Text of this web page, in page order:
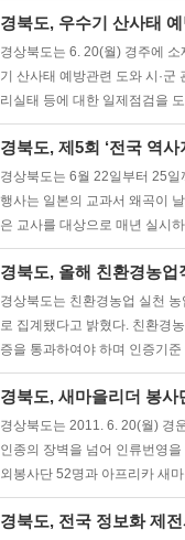
경북도, 우수기 산사태
경상북도는 6. 20(월) 경주에
기 산사태 예방관련 도와 시·
리실태 등에 대한 일제점검을
경북도, 제5회 ‘전국 역
경상북도는 6월 22일부터 25일
행사는 일본의 교과서 왜곡이
은 교사를 대상으로 매년 실시
경북도, 올해 친환경농업
경상북도는 친환경농업 실천
로 집계됐다고 밝혔다. 친환경
증을 통과하여야 하며 인증기
경북도, 새마을리더 봉
경상북도는 2011. 6. 20(월) 경
인종의 장벽을 넘어 인류번영
외봉사단 52명과 아프리카 새
경북도, 전국 정보화 제